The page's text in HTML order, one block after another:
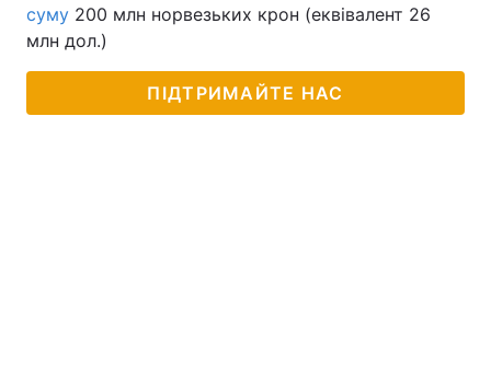
суму 200 млн норвезьких крон (еквівалент 26
млн дол.)
ПІДТРИМАЙТЕ НАС